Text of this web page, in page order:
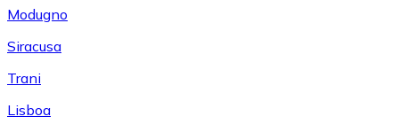
Modugno
Siracusa
Trani
Lisboa